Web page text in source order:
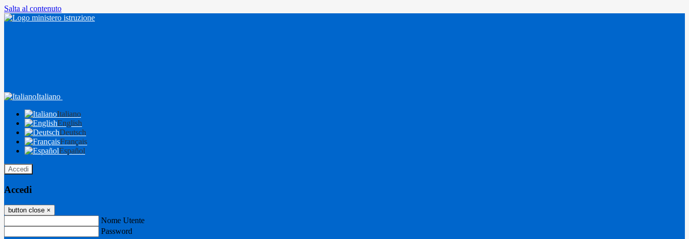
Salta al contenuto
Italiano
Italiano
English
Deutsch
Français
Español
Accedi
Accedi
button close ×
Nome Utente
Password